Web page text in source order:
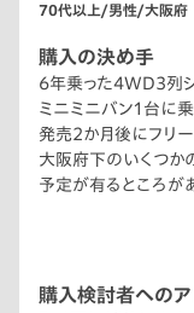
70代以上/男性/大阪
購入の決め手
6年乗った4WD3列
ミニミニバン1台に乗
発売2か月後にフリー
大阪府下のいくつ
予定が有るところが
2列シート、これはこ
購入検討者へのア